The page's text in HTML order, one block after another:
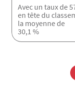
Avec un taux de
en tête du
la moyenne de
30,1 %